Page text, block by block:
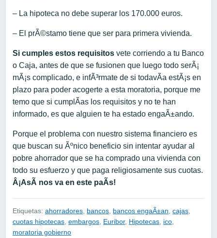
– La hipoteca no debe superar los 170.000 euros.
– El prÃ©stamo tiene que ser para primera vivienda.
Si cumples estos requisitos vete corriendo a tu Banco
o Caja, antes de que se fusionen que luego todo serÃ¡
mÃ¡s complicado, e infÃ³rmate de si todavÃ­a estÃ¡s en
plazo para poder acogerte a esta moratoria, porque me
temo que si cumplÃ­as los requisitos y no te han
informado, es que alguien te ha estado engaÃ±ando.
Porque el problema con nuestro sistema financiero es
que buscan su Ãºnico beneficio sin intentar ayudar al
pobre ahorrador que se ha comprado una vivienda con
todo su esfuerzo y que paga religiosamente sus cuotas.
Â¡AsÃ­ nos va en este paÃ­s!
Etiquetas: ahorradores, bancos, bancos engaÃ±an, cajas,
cuotas hipotecas, embargos, Euribor, Hipotecas, ico,
moratoria gobierno